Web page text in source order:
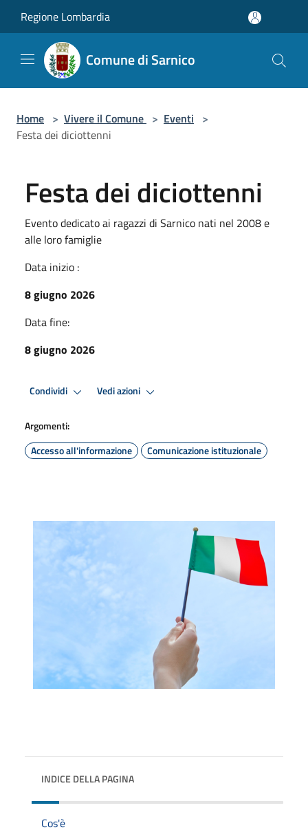
Regione Lombardia
Comune di Sarnico
Home > Vivere il Comune > Eventi >
Festa dei diciottenni
Festa dei diciottenni
Evento dedicato ai ragazzi di Sarnico nati nel 2008 e
alle loro famiglie
Data inizio :
8 giugno 2026
Data fine:
8 giugno 2026
Condividi Vedi azioni
Argomenti:
Accesso all'informazione
Comunicazione istituzionale
INDICE DELLA PAGINA
Cos'è